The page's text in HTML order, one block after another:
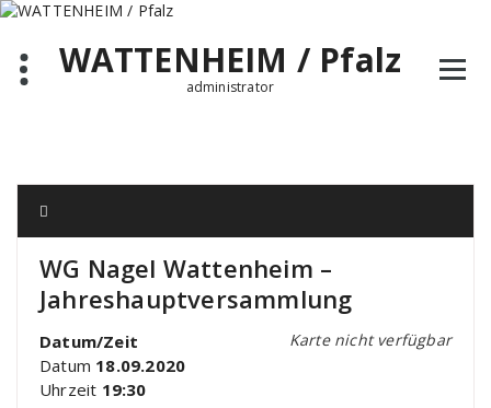
Zum
springenWATTENHEIM / Pfalz
administrator
WG Nagel Wattenheim –
Jahreshauptversammlung
Karte nicht verfügbar
Datum/Zeit
Datum 18.09.2020
Uhrzeit 19:30